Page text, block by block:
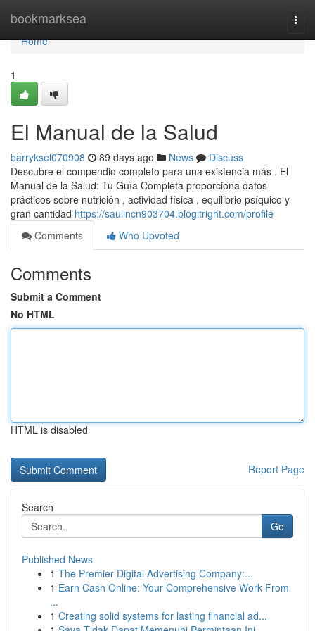
bookmarksea
Home
Home
1
El Manual de la Salud
barryksel070908 89 days ago News
Discuss
Descubre el compendio completo para una existencia más . El
Manual de la Salud: Tu Guía Completa proporciona datos
prácticos sobre nutrición , actividad física , equilibrio psíquico y
gran cantidad https://saulincn903704.blogitright.com/profile
Comments
Who Upvoted
Comments
Submit a Comment
No HTML
HTML is disabled
Report Page
Search
Go
Published News
1 The Premier Digital Advertising Company:...
1 Earn Cash Online: Your Comprehensive Work From
...
1 Creating solid systems for lasting financial ad...